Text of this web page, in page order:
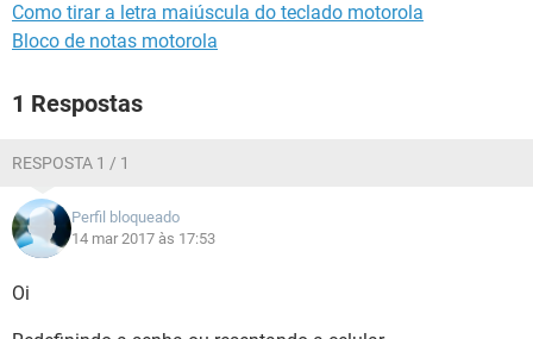
Como tirar a letra maiúscula do teclado motorola
Bloco de notas motorola
1 Respostas
RESPOSTA 1 / 1
Perfil bloqueado
14 mar 2017 às 17:53
Oi